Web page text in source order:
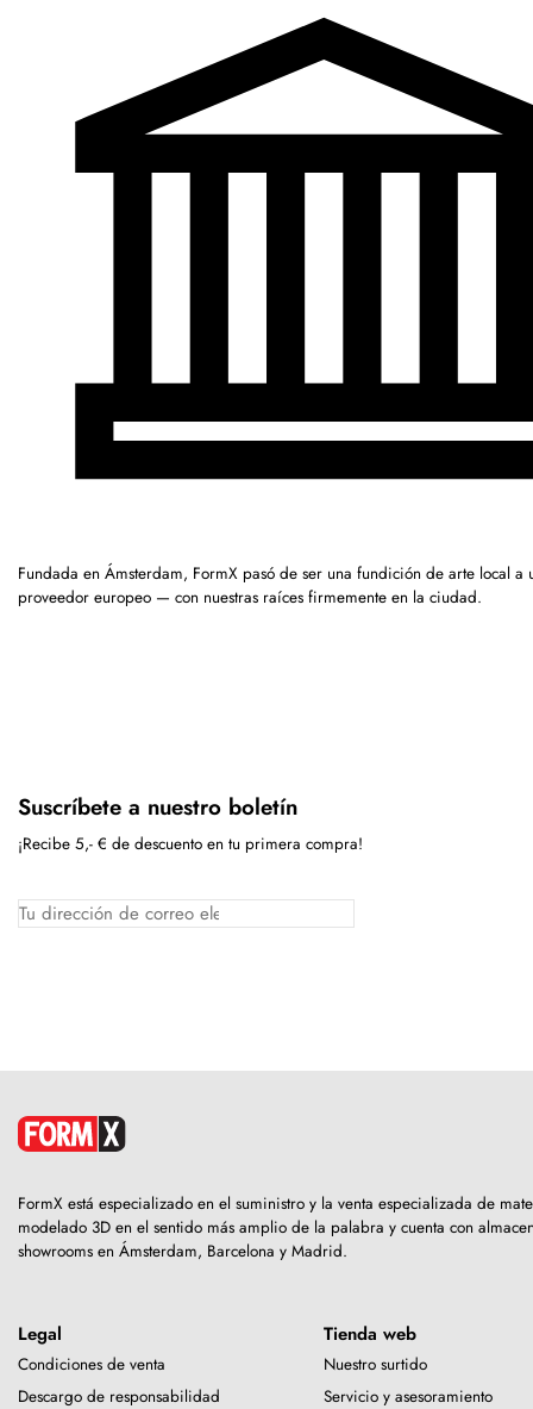
Fundada en Ámsterdam, FormX pasó de ser una fundición de arte local a
proveedor europeo — con nuestras raíces firmemente en la ciudad.
Suscríbete a nuestro boletín
¡Recibe 5,- € de descuento en tu primera compra!
FormX está especializado en el suministro y la venta especializada de
modelado 3D en el sentido más amplio de la palabra y cuenta con
showrooms en Ámsterdam, Barcelona y Madrid.
Legal
Condiciones de venta
Descargo de responsabilidad
Tienda web
Nuestro surtido
Servicio y asesoramiento